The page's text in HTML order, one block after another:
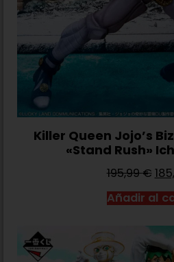
Killer Queen Jojo’s
«Stand Rush»
195,99€
Añadir al